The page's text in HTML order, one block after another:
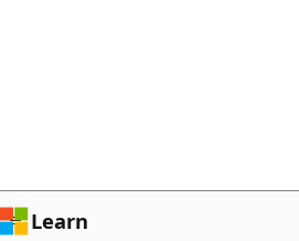
容
Learn